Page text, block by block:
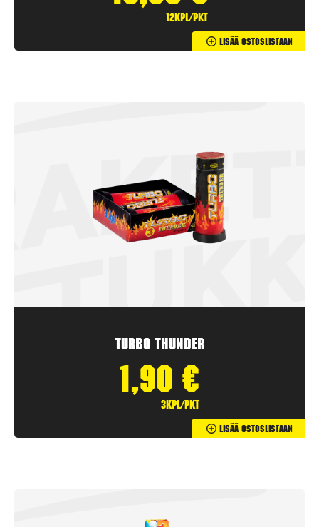
12kpl/pkt
Lisää Ostoslistaan
Turbo Thunder
1,90 €
3kpl/pkt
Lisää Ostoslistaan